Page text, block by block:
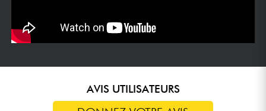
AVIS UTILISATEURS